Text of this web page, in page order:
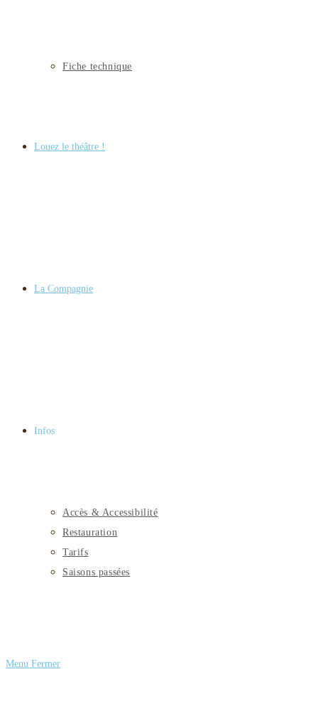
Fiche technique
Louez le théâtre !
La Compagnie
Infos
Accès & Accessibilité
Restauration
Tarifs
Saisons passées
Menu Fermer